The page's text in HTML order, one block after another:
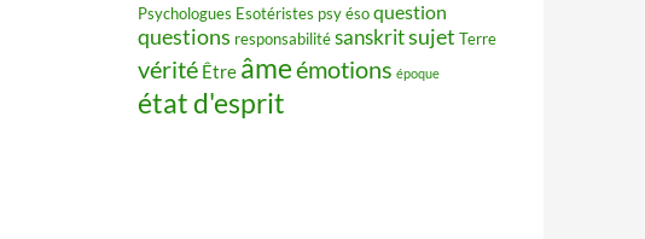
Psychologues Esotéristes psy ésoquestion
questions responsabilitésanskritsujet Terre
vérité Être âmeémotions époque
état d'esprit